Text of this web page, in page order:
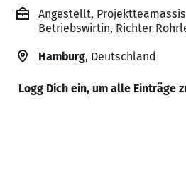
Angestellt,
Betriebswirtin, Richter
Hamburg, Deutschland
Logg Dich ein, um alle Einträge